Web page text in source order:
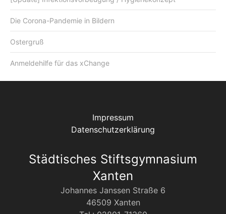
Die Corona-Pandemie in Bildern
Ostergruß
Anmeldehilfe für das xChange
Impressum
Datenschutzerklärung
Städtisches Stiftsgymnasium
Xanten
Johannes Janssen Straße 6
46509 Xanten